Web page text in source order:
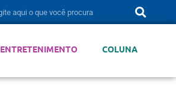
ENTRETENIMENTO COLUNA